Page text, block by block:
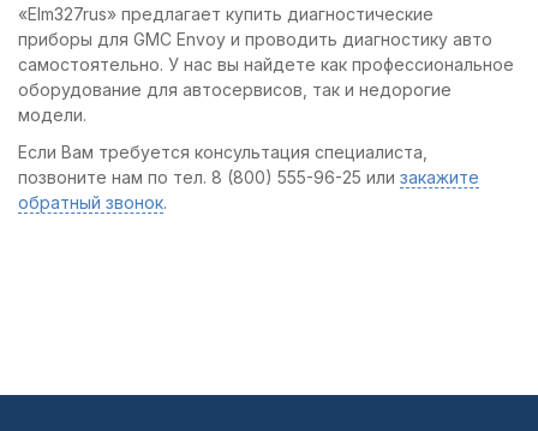
«Elm327rus» предлагает купить диагностические
приборы для GMC Envoy и проводить диагностику авто
самостоятельно. У нас вы найдете как профессиональное
оборудование для автосервисов, так и недорогие
модели.
Если Вам требуется консультация специалиста,
позвоните нам по тел. 8 (800) 555-96-25 или закажите
обратный звонок.